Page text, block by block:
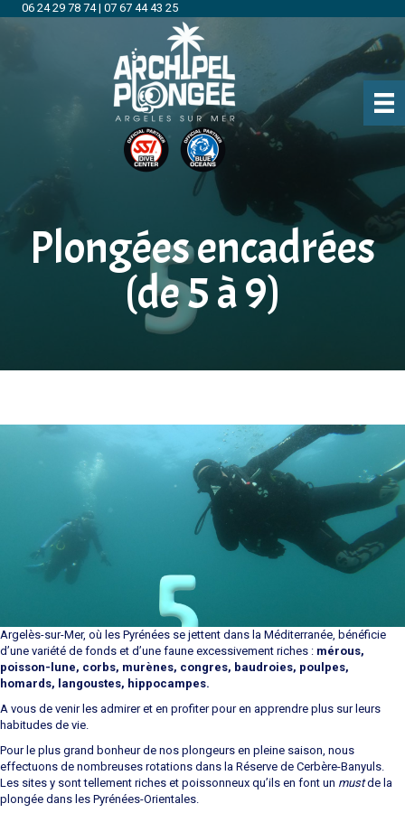
06 24 29 78 74| 07 67 44 43 25
Plongées encadrées
(de 5 à 9)
Argelès-sur-Mer, où les Pyrénées se jettent dans la Méditerranée, bénéficie
d’une variété de fonds et d’une faune excessivement riches : mérous,
poisson-lune, corbs, murènes, congres, baudroies, poulpes,
homards, langoustes, hippocampes.
A vous de venir les admirer et en profiter pour en apprendre plus sur leurs
habitudes de vie.
Pour le plus grand bonheur de nos plongeurs en pleine saison, nous
effectuons de nombreuses rotations dans la Réserve de Cerbère-Banyuls.
Les sites y sont tellement riches et poissonneux qu’ils en font un mustde la
plongée dans les Pyrénées-Orientales.